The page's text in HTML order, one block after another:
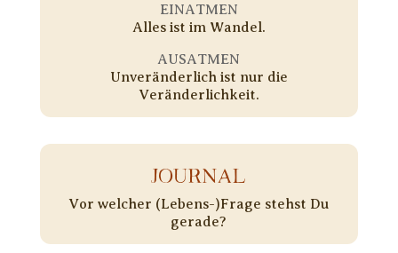
EINATMEN
Alles ist im Wandel.
AUSATMEN
Unveränderlich ist nur die
Veränderlichkeit.
JOURNAL
Vor welcher (Lebens-)Frage stehst Du
gerade?